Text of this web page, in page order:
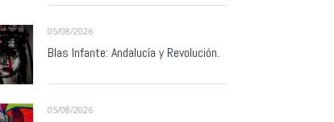
05/08/2026
Blas Infante: Andalucía y Revolución.
05/08/2026